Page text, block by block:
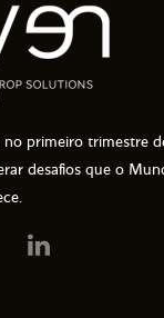
no primeiro trimestre
desafios que o